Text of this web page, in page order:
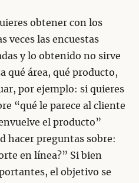
obtener con los
veces las encuestas
y lo obtenido no sirve
qué área, qué producto,
por ejemplo: si quieres
“qué le parece al cliente
el producto”
hacer preguntas sobre:
en línea?” Si bien
el objetivo se